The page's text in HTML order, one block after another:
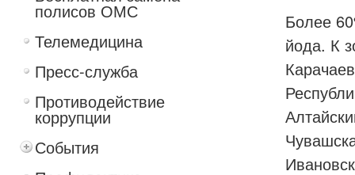
полисов ОМС
Телемедицина
Пресс-служба
Противодействие
коррупции
События
Более
йода. К